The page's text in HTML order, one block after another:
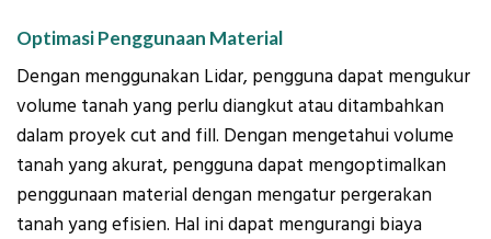
Optimasi Penggunaan Material
Dengan menggunakan Lidar, pengguna dapat mengukur
volume tanah yang perlu diangkut atau ditambahkan
dalam proyek cut and fill. Dengan mengetahui volume
tanah yang akurat, pengguna dapat mengoptimalkan
penggunaan material dengan mengatur pergerakan
tanah yang efisien. Hal ini dapat mengurangi biaya